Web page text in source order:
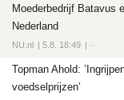
Moederbedrijf Batavus
Nederland
NU.nl 5.8. 18:49 ··
Topman Ahold:
voedselprijzen’